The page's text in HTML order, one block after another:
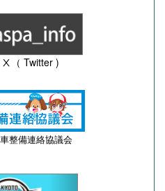
（ Twitter )
整備連絡協議会